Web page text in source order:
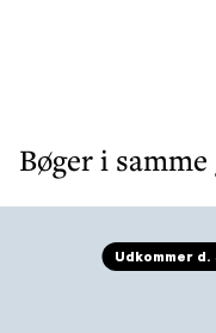
Bøger i samme
Udkommer d.